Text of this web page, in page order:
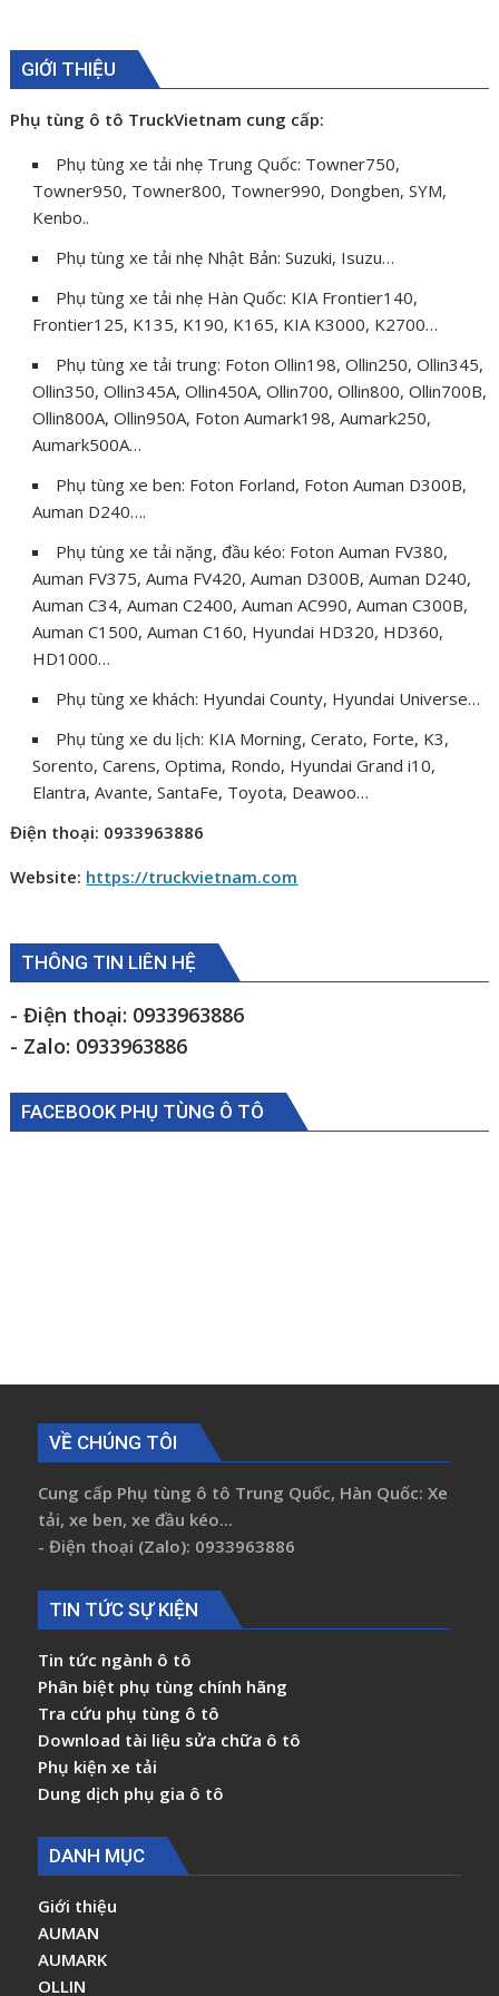
GIỚI THIỆU
Phụ tùng ô tô TruckVietnam cung cấp:
Phụ tùng xe tải nhẹ Trung Quốc: Towner750,
Towner950, Towner800, Towner990, Dongben, SYM,
Kenbo..
Phụ tùng xe tải nhẹ Nhật Bản: Suzuki, Isuzu…
Phụ tùng xe tải nhẹ Hàn Quốc: KIA Frontier140,
Frontier125, K135, K190, K165, KIA K3000, K2700…
Phụ tùng xe tải trung: Foton Ollin198, Ollin250, Ollin345,
Ollin350, Ollin345A, Ollin450A, Ollin700, Ollin800, Ollin700B,
Ollin800A, Ollin950A, Foton Aumark198, Aumark250,
Aumark500A…
Phụ tùng xe ben: Foton Forland, Foton Auman D300B,
Auman D240….
Phụ tùng xe tải nặng, đầu kéo: Foton Auman FV380,
Auman FV375, Auma FV420, Auman D300B, Auman D240,
Auman C34, Auman C2400, Auman AC990, Auman C300B,
Auman C1500, Auman C160, Hyundai HD320, HD360,
HD1000…
Phụ tùng xe khách: Hyundai County, Hyundai Universe…
Phụ tùng xe du lịch: KIA Morning, Cerato, Forte, K3,
Sorento, Carens, Optima, Rondo, Hyundai Grand i10,
Elantra, Avante, SantaFe, Toyota, Deawoo…
Điện thoại: 0933963886
Website: https://truckvietnam.com
THÔNG TIN LIÊN HỆ
- Điện thoại: 0933963886
- Zalo: 0933963886
FACEBOOK PHỤ TÙNG Ô TÔ
VỀ CHÚNG TÔI
Cung cấp Phụ tùng ô tô Trung Quốc, Hàn Quốc: Xe
tải, xe ben, xe đầu kéo...
- Điện thoại (Zalo): 0933963886
TIN TỨC SỰ KIỆN
Tin tức ngành ô tô
Phân biệt phụ tùng chính hãng
Tra cứu phụ tùng ô tô
Download tài liệu sửa chữa ô tô
Phụ kiện xe tải
Dung dịch phụ gia ô tô
DANH MỤC
Giới thiệu
AUMAN
AUMARK
OLLIN